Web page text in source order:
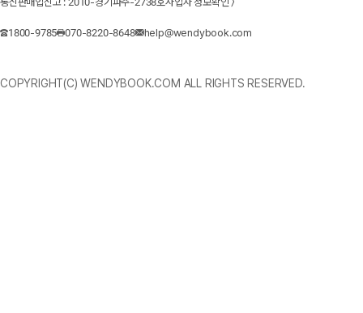
1800-9785 070-8220-8648 help@wendybook.com
COPYRIGHT(C) WENDYBOOK.COM ALL RIGHTS RESERVED.